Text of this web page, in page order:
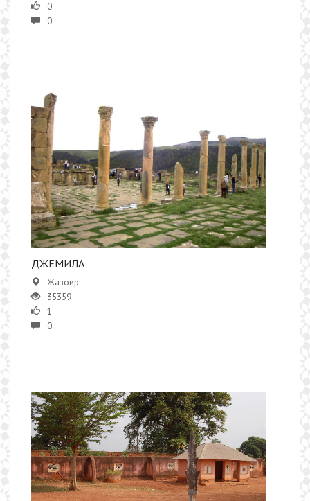
0
0
ДЖЕМИЛА
Жазоир
35359
1
0